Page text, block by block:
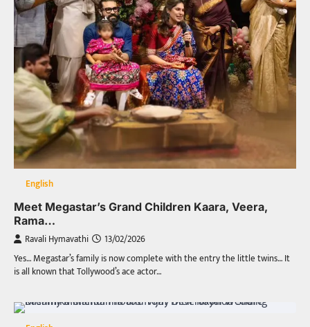
English
Meet Megastar’s Grand Children Kaara, Veera,
Rama…
Ravali Hymavathi 13/02/2026
Yes… Megastar’s family is now complete with the entry the little twins… It
is all known that Tollywood’s ace actor…